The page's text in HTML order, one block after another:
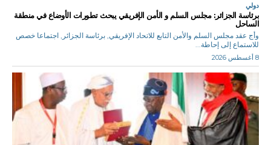
دولي
برئاسة الجزائر: مجلس السلم و الأمن الإفريقي يبحث تطورات الأوضاع في منطقة
الساحل
وأج عقد مجلس السلم والأمن التابع للاتحاد الإفريقي, برئاسة الجزائر, اجتماعا خصص
للاستماع إلى إحاطة...
8 أغسطس 2026